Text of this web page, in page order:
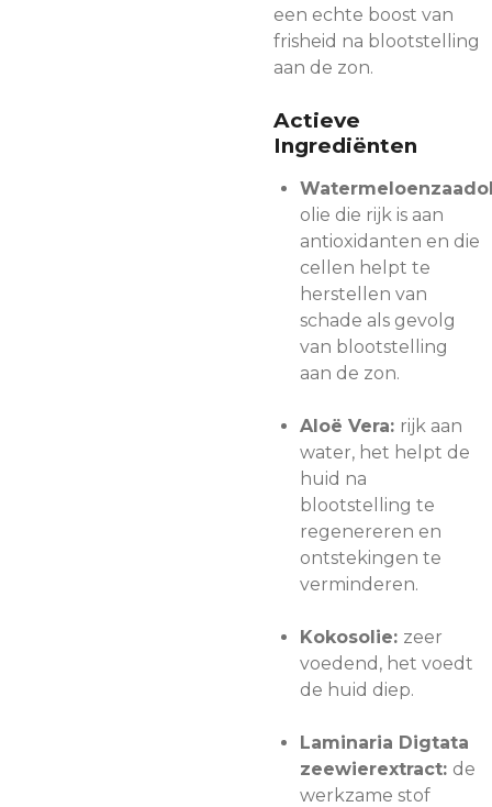
een echte boost van
frisheid na blootstelling
aan de zon.
Actieve
Ingrediënten
olie die rijk is aan
antioxidanten en die
cellen helpt te
herstellen van
schade als gevolg
van blootstelling
aan de zon.
Aloë Vera: rijk aan
water, het helpt de
huid na
blootstelling te
regenereren en
ontstekingen te
verminderen.
Kokosolie: zeer
voedend, het voedt
de huid diep.
Laminaria Digtata
zeewierextract: de
werkzame stof